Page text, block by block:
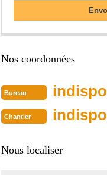
Nos coordonnées
Bureau
Chantier
Nous localiser